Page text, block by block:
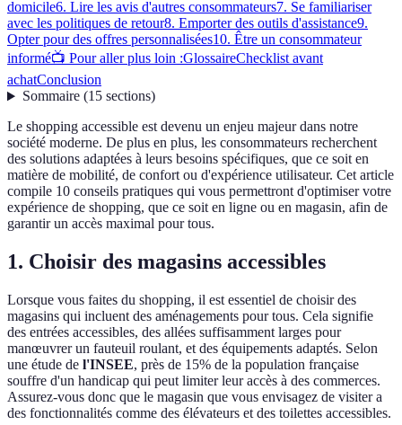
domicile6. Lire les avis d'autres consommateurs7. Se familiariser
avec les politiques de retour8. Emporter des outils d'assistance9.
Opter pour des offres personnalisées10. Être un consommateur
informé📺 Pour aller plus loin :GlossaireChecklist avant
achatConclusion
Sommaire(15 sections)
Le shopping accessible est devenu un enjeu majeur dans notre
société moderne. De plus en plus, les consommateurs recherchent
des solutions adaptées à leurs besoins spécifiques, que ce soit en
matière de mobilité, de confort ou d'expérience utilisateur. Cet article
compile 10 conseils pratiques qui vous permettront d'optimiser votre
expérience de shopping, que ce soit en ligne ou en magasin, afin de
garantir un accès maximal pour tous.
1. Choisir des magasins accessibles
Lorsque vous faites du shopping, il est essentiel de choisir des
magasins qui incluent des aménagements pour tous. Cela signifie
des entrées accessibles, des allées suffisamment larges pour
manœuvrer un fauteuil roulant, et des équipements adaptés. Selon
une étude de l'INSEE, près de 15% de la population française
souffre d'un handicap qui peut limiter leur accès à des commerces.
Assurez-vous donc que le magasin que vous envisagez de visiter a
des fonctionnalités comme des élévateurs et des toilettes accessibles.